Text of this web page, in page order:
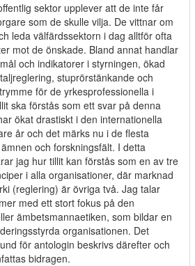
sektor upplever att de inte får
som de skulle vilja. De vittnar om
leda välfärdssektorn i dag alltför ofta
mot de önskade. Bland annat handlar
och indikatorer i styrningen, ökad
stuprörstänkande och
för de yrkesprofessionella i
ska förstås som ett svar på denna
ökat drastiskt i den internationella
år och det märks nu i de flesta
och forskningsfält. I detta
jag hur tillit kan förstås som en av tre
i alla organisationer, där marknad
(reglering) är övriga två. Jag talar
med ett stort fokus på den
ämbetsmannaetiken, som bildar en
organisationen. Det
för antologin beskrivs därefter och
bidragen.